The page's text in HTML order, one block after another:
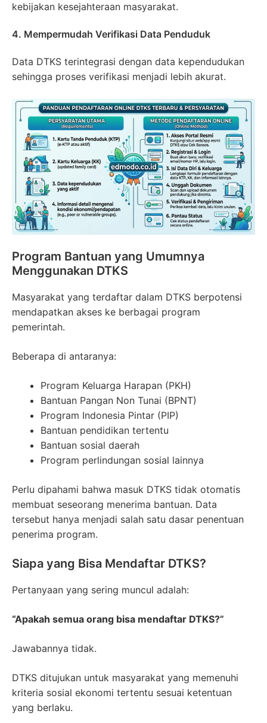
kebijakan kesejahteraan masyarakat.
4. Mempermudah Verifikasi Data Penduduk
Data DTKS terintegrasi dengan data kependudukan
sehingga proses verifikasi menjadi lebih akurat.
Program Bantuan yang Umumnya
Menggunakan DTKS
Masyarakat yang terdaftar dalam DTKS berpotensi
mendapatkan akses ke berbagai program
pemerintah.
Beberapa di antaranya:
Program Keluarga Harapan (PKH)
Bantuan Pangan Non Tunai (BPNT)
Program Indonesia Pintar (PIP)
Bantuan pendidikan tertentu
Bantuan sosial daerah
Program perlindungan sosial lainnya
Perlu dipahami bahwa masuk DTKS tidak otomatis
membuat seseorang menerima bantuan. Data
tersebut hanya menjadi salah satu dasar penentuan
penerima program.
Siapa yang Bisa Mendaftar DTKS?
Pertanyaan yang sering muncul adalah:
“Apakah semua orang bisa mendaftar DTKS?”
Jawabannya tidak.
DTKS ditujukan untuk masyarakat yang memenuhi
kriteria sosial ekonomi tertentu sesuai ketentuan
yang berlaku.